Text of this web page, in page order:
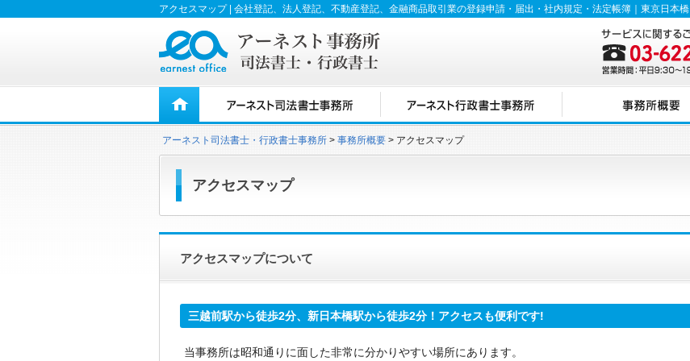
アクセスマップ | 会社登記、法人登記、不動産登記、金融商品取引業の登録申請・届出・社内規定・法定帳簿｜東京日本橋
アーネスト司法書士・行政書士事務所 事務所概要 アクセスマップ
アクセスマップ
アクセスマップについて
三越前駅から徒歩2分、新日本橋駅から徒歩2分！アクセスも便利です!
当事務所は昭和通りに面した非常に分かりやすい場所にあります。